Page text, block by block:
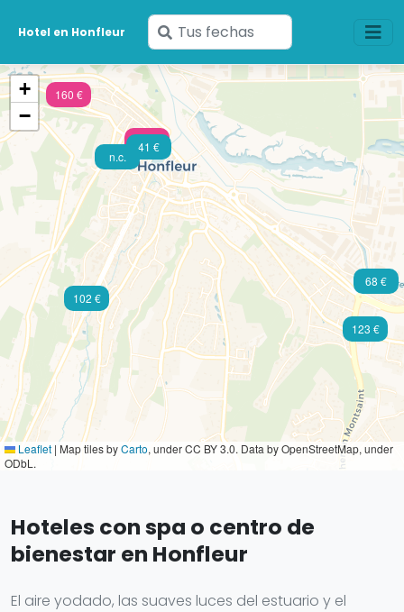
Hotel en Honfleur
Ingresa
tus
fechas
203 €
160 €
41 €
68 €
n.c.
123 €
102 €
+
−
Leaflet | Map tiles byCarto, under CC BY 3.0. Data by OpenStreetMap, under
ODbL.
Hoteles con spa o centro de
bienestar en Honfleur
El aire yodado, las suaves luces del estuario y el